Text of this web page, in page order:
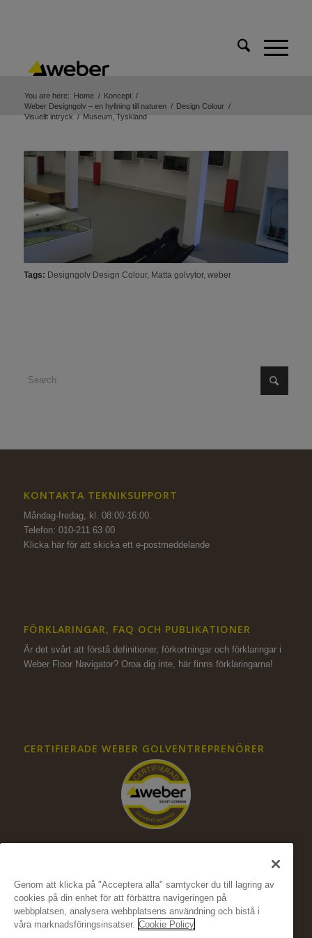
You are here: Home / Koncept /
Weber Designgolv – en hyllning till naturen / Design Colour /
Visuellt intryck / Museum, Tyskland
Tags: Designgolv Design Colour, Matta golvytor, weber
KONTAKTA TEKNIKSUPPORT
Måndag-fredag, kl. 08:00-16:00.
Telefon: 010-211 63 00
Klicka här för att skicka ett e-postmeddelande
FÖRKLARINGAR, FAQ OCH PUBLIKATIONER
Är det svårt att förstå definitioner, förkortningar och förklaringar i
Weber Floor Navigator? Oroa dig inte, här finns förklaringarna!
CERTIFIERADE WEBER GOLVENTREPRENÖRER
FÖLJ OSS PÅ SOCIALA MEDIER
Genom att klicka på "Acceptera alla" samtycker du till lagring av
cookies på din enhet för att förbättra navigeringen på
webbplatsen, analysera webbplatsens användning och bistå i
våra marknadsföringsinsatser. Cookie Policy